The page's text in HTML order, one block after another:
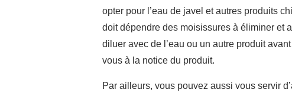
opter pour l’eau de javel et autres produits
doit dépendre des moisissures à éliminer et
diluer avec de l’eau ou un autre produit
vous à la notice du produit.
Par ailleurs, vous pouvez aussi vous servir